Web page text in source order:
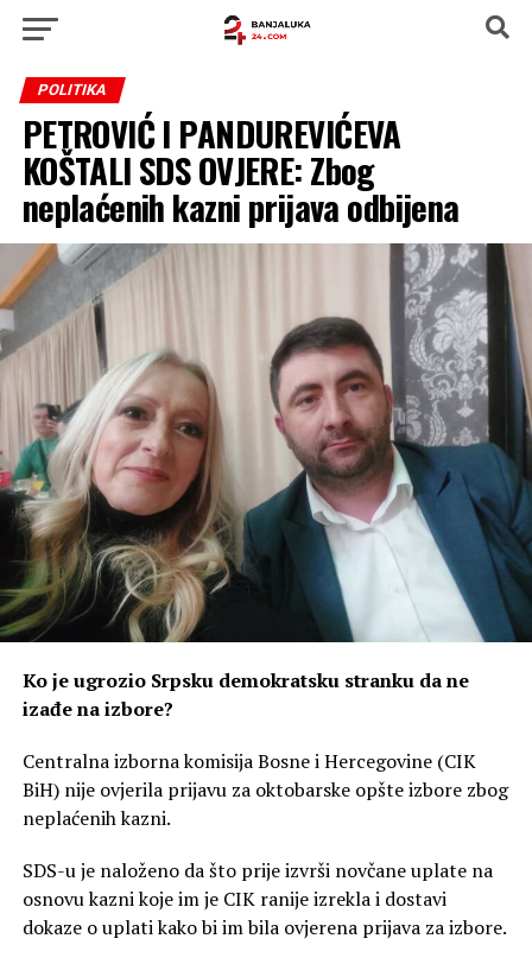
POLITIKA
PETROVIĆ I PANDUREVIĆEVA
KOŠTALI SDS OVJERE: Zbog
neplaćenih kazni prijava odbijena
Ko je ugrozio Srpsku demokratsku stranku da ne
izađe na izbore?
Centralna izborna komisija Bosne i Hercegovine (CIK
BiH) nije ovjerila prijavu za oktobarske opšte izbore zbog
neplaćenih kazni.
SDS-u je naloženo da što prije izvrši novčane uplate na
osnovu kazni koje im je CIK ranije izrekla i dostavi
dokaze o uplati kako bi im bila ovjerena prijava za izbore.